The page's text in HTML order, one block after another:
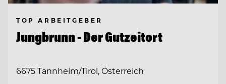
TOP ARBEITGEBER
Jungbrunn - Der Gutzeitort
6675 Tannheim/Tirol, Österreich